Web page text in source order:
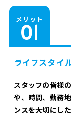
メリット
ライフスタイ
スタッフの皆様
や、時間、勤務
ンスを大切にし